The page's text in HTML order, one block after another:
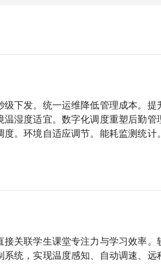
下发。统一运维降低管理成本。提
湿度适宜。数字化调度重塑后勤管
。环境自适应调节。能耗监测统计。
关联学生课堂专注力与学习效率。
统，实现温度感知、自动调速、远